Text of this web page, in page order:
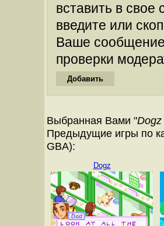
вставить в
введите или
Ваше
проверки
Выбранная Вами "
Предыдущие игры по
GBA):
Dogz